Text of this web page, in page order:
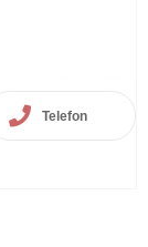
Telefon